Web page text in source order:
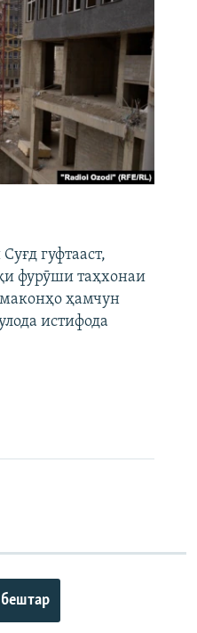
гуфтааст,
фурӯши таҳхонаи
ҳамчун
истифода